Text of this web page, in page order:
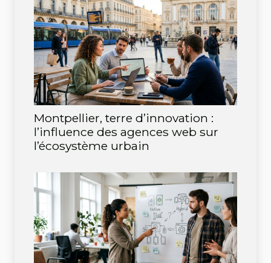
Montpellier, terre d’innovation :
l’influence des agences web sur
l’écosystème urbain